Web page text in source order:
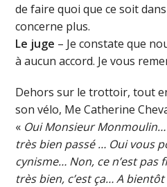
de faire quoi que ce soit
concerne plus.
Le juge – Je constate que
à aucun accord. Je vous
Dehors sur le trottoir, tout
son vélo, Me Catherine
« Oui Monsieur Monmoulin…
très bien passé … Oui vous
cynisme… Non, ce n’est
très bien, c’est ça… A